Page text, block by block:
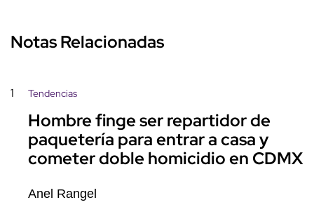
Notas Relacionadas
1 Tendencias
Hombre finge ser repartidor de
paquetería para entrar a casa y
cometer doble homicidio en CDMX
Anel Rangel